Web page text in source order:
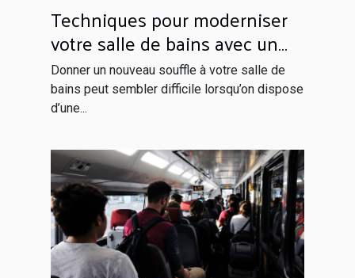
Techniques pour moderniser
votre salle de bains avec un
budget limité
Donner un nouveau souffle à votre salle de
bains peut sembler difficile lorsqu’on dispose
d’une...